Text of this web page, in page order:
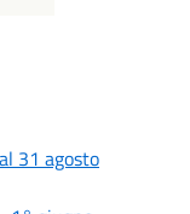
31 agosto